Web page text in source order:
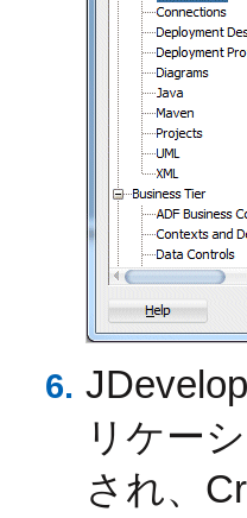
リケー
され、